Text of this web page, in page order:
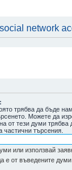
network
трябва да бъде
Можете да
от тези думи
търсения.
или използвай
е от въведените думи